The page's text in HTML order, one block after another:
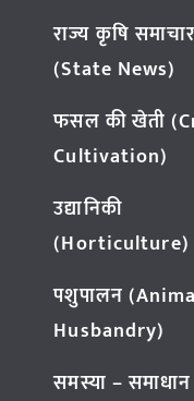
राज्य कृषि समाचार
(State News)
फसल की खेती
Cultivation)
उद्यानिकी
(Horticulture)
पशुपालन
Husbandry)
समस्या – समाधान